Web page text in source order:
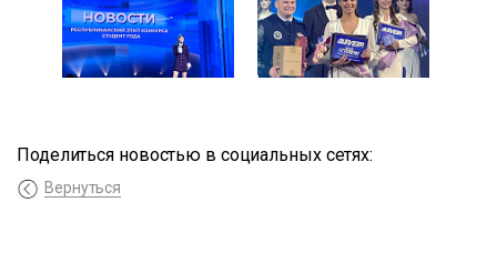
Поделиться новостью в социальных сетях:
Вернуться